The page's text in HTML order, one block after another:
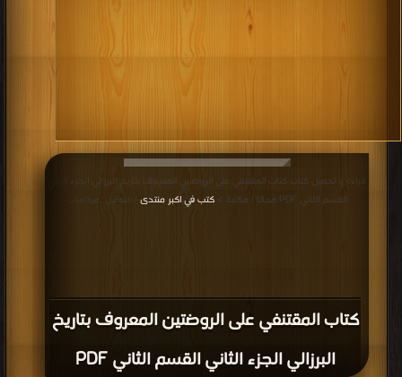
كتاب المقتنفي على الروضتين المعروف بتاريخ
البرزالي الجزء الثاني القسم الثاني PDF
قراءة و تحميل كتاب كتاب المقتنفي على الروضتين المعروف بتاريخ البرزالي الجزء الثاني
القسم الثاني PDF مجانا | مكتبة >
كتب في اكبر منتدى | التحميل : مرة/مرات